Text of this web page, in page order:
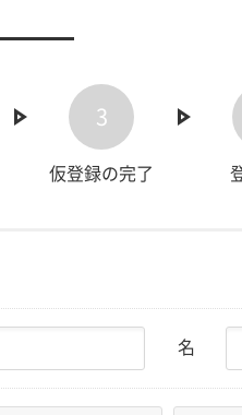
3
仮登録の完了
名